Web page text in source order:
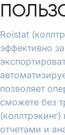
Roistat
эффективно
позволяет
сможете без
отчетами и